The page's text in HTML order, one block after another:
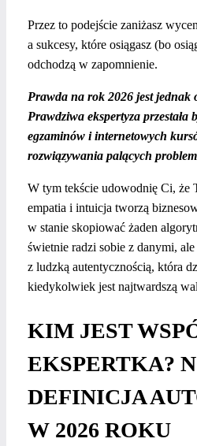
Przez to podejście zaniżasz
a sukcesy, które osiągasz (bo
odchodzą w zapomnienie.
Prawda na rok 2026 jest jednak
Prawdziwa ekspertyza przestała
egzaminów i internetowych
rozwiązywania palących
W tym tekście udowodnię Ci, że
empatia i intuicja tworzą
w stanie skopiować żaden
świetnie radzi sobie z danymi,
z ludzką autentycznością, która
kiedykolwiek jest najtwardszą
KIM JEST
EKSPERTKA?
DEFINICJA
W 2026 ROKU